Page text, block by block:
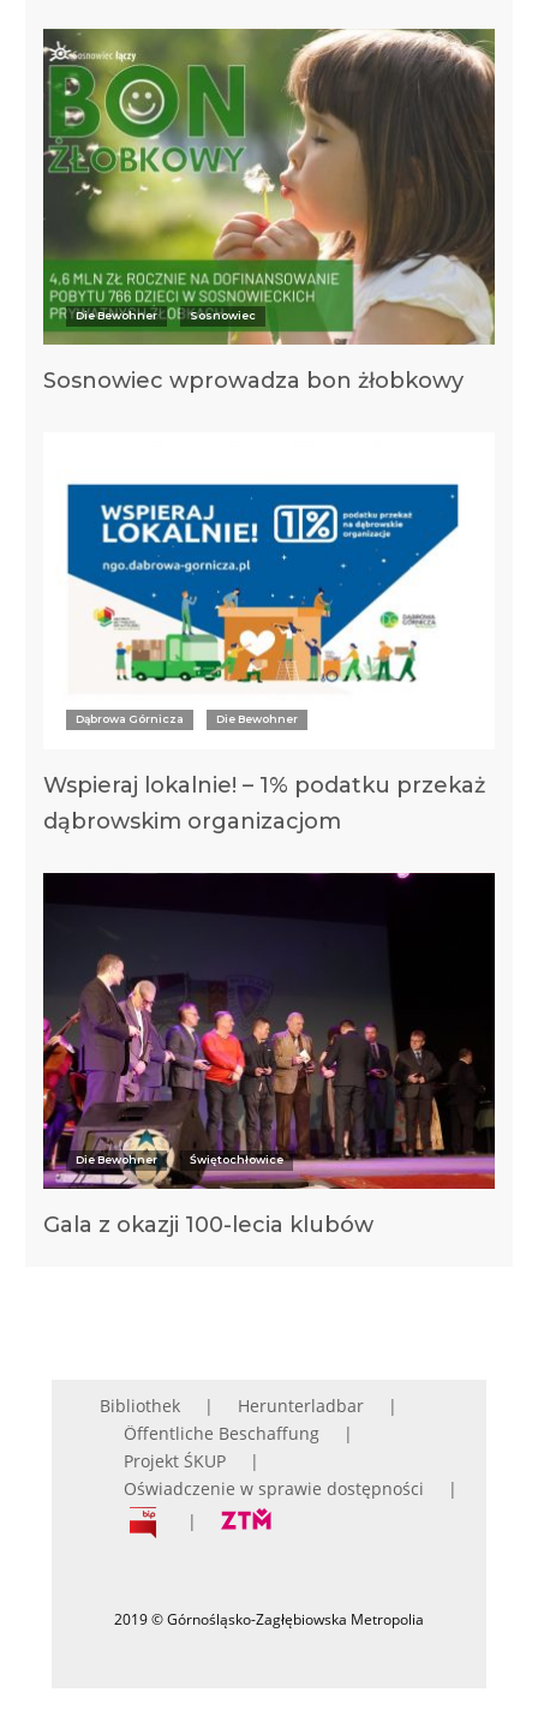
Die Bewohner Sosnowiec
Sosnowiec wprowadza bon żłobkowy
Dąbrowa Górnicza Die Bewohner
Wspieraj lokalnie! – 1% podatku przekaż
dąbrowskim organizacjom
Die Bewohner Świętochłowice
Gala z okazji 100-lecia klubów
Bibliothek
Herunterladbar
Öffentliche Beschaffung
Projekt ŚKUP
Oświadczenie w sprawie dostępności
2019 © Górnośląsko-Zagłębiowska Metropolia